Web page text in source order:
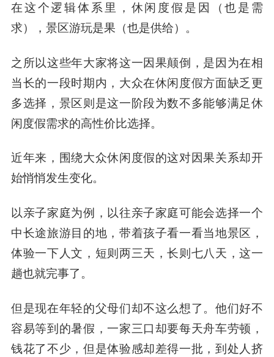
在这个逻辑体系里，休闲度假是因（也是需
求），景区游玩是果（也是供给）。
之所以这些年大家将这一因果颠倒，是因为在相
当长的一段时期内，大众在休闲度假方面缺乏更
多选择，景区则是这一阶段为数不多能够满足休
闲度假需求的高性价比选择。
近年来，围绕大众休闲度假的这对因果关系却开
始悄悄发生变化。
以亲子家庭为例，以往亲子家庭可能会选择一个
中长途旅游目的地，带着孩子看一看当地景区，
体验一下人文，短则两三天，长则七八天，这一
趟也就完事了。
但是现在年轻的父母们却不这么想了。他们好不
容易等到的暑假，一家三口却要每天舟车劳顿，
钱花了不少，但是体验感却差得一批，到处人挤